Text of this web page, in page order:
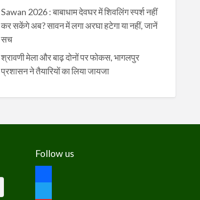
Sawan 2026 : बाबाधाम देवघर में शिवलिंग स्पर्श नहीं
कर सकेंगे अब? सावन में लगा अरघा हटेगा या नहीं, जानें
सच
श्रावणी मेला और बाढ़ दोनों पर फोकस, भागलपुर
प्रशासन ने तैयारियों का लिया जायजा
Follow us